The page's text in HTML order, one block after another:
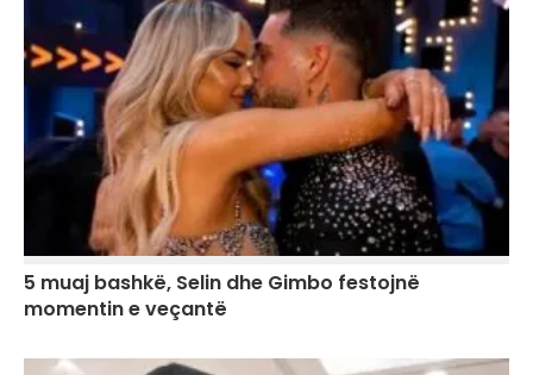
5 muaj bashkë, Selin dhe Gimbo festojnë
momentin e veçantë